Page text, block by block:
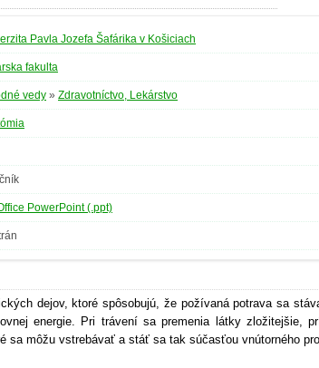
Pavla Jozefa Šafárika v Košiciach
fakulta
vedy » Zdravotníctvo, Lekárstvo
PowerPoint (.ppt)
dejov, ktoré spôsobujú, že požívaná potrava sa
energie. Pri trávení sa premenia látky zložitejšie,
sa môžu vstrebávať a stáť sa tak súčasťou vnútorného